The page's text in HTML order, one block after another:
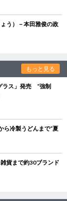
う）－本田雅俊の政
もっと見る
ラス」発売 “強制
冷製うどんまで“夏
貨まで約30ブランド